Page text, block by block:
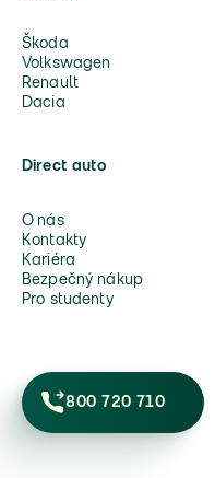
Škoda
Volkswagen
Renault
Dacia
Direct auto
O nás
Kontakty
Kariéra
Bezpečný nákup
Pro studenty
800 720 710